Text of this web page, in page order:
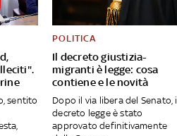
sentito
Il decreto giustizia-
migranti è legge: cosa
contiene e le novità
POLITICA
Dopo il via libera del Senato, il
decreto legge è stato
approvato definitivamente